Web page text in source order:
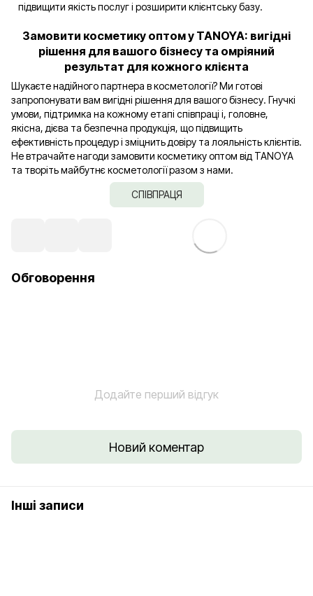
підвищити якість послуг і розширити клієнтську базу.
Замовити косметику оптом у TANOYA: вигідні
рішення для вашого бізнесу та омріяний
результат для кожного клієнта
Шукаєте надійного партнера в косметології? Ми готові
запропонувати вам вигідні рішення для вашого бізнесу. Гнучкі
умови, підтримка на кожному етапі співпраці і, головне,
якісна, дієва та безпечна продукція, що підвищить
ефективність процедур і зміцнить довіру та лояльність клієнтів.
Не втрачайте нагоди замовити косметику оптом від TANOYA
та творіть майбутнє косметології разом з нами.
СПІВПРАЦЯ
Обговорення
Додайте перший відгук
Новий коментар
Інші записи